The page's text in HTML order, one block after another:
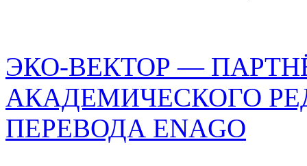
ЭКО-ВЕКТОР —
АКАДЕМИЧЕСКОГО
ПЕРЕВОДА ENAGO